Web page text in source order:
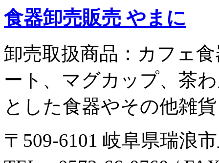
食器卸売販売 やまに
卸売取扱商品：カフェ
ート、マグカップ、茶
とした食器やその他雑貨
〒509-6101 岐阜県瑞浪